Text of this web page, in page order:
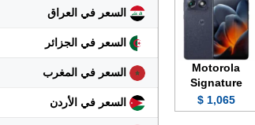
السعر في العراق
السعر في الجزائر
السعر في المغرب
السعر في الأردن
Motorola
Signature
1,065 $